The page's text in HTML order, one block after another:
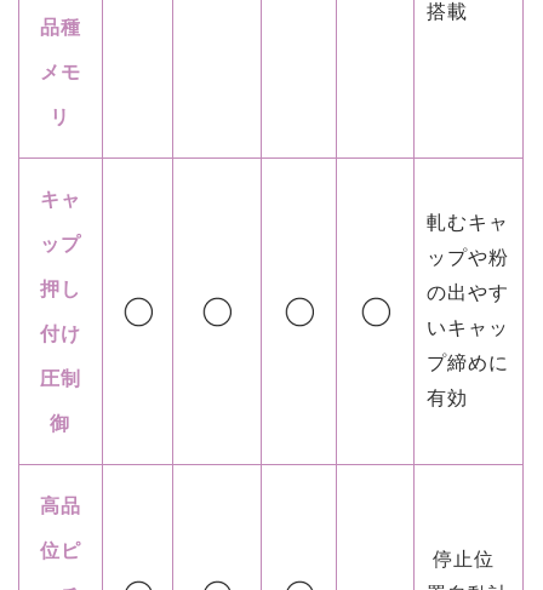
品種
メモ
リ
搭載
キャ
ップ
押し
付け
圧制
御
軋むキャ
ップや粉
の出やす
いキャッ
プ締めに
有効
高品
位ピ
停止位